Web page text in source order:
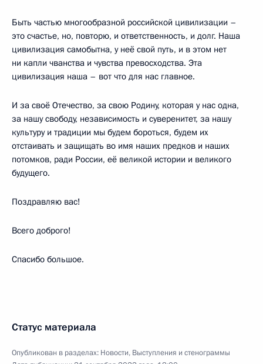
Быть частью многообразной российской цивилизации –
это счастье, но, повторю, и ответственность, и долг. Наша
цивилизация самобытна, у неё свой путь, и в этом нет
ни капли чванства и чувства превосходства. Эта
цивилизация наша – вот что для нас главное.
И за своё Отечество, за свою Родину, которая у нас одна,
за нашу свободу, независимость и суверенитет, за нашу
культуру и традиции мы будем бороться, будем их
отстаивать и защищать во имя наших предков и наших
потомков, ради России, её великой истории и великого
будущего.
Поздравляю вас!
Всего доброго!
Спасибо большое.
Статус материала
Опубликован в разделах: Новости, Выступления и стенограммы